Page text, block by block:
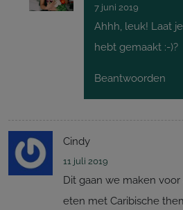
7 juni 2019
Ahhh, leuk! Laat
hebt gemaakt :-)?
Beantwoorden
Cindy
11 juli 2019
Dit gaan we maken
eten met Caribische